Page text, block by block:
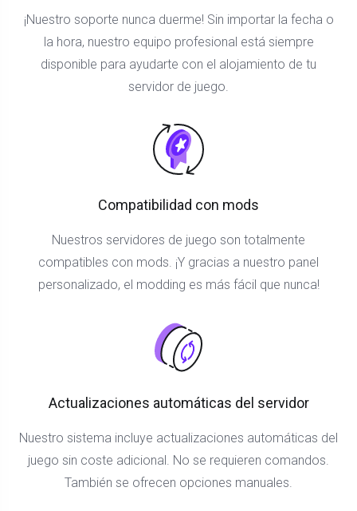
¡Nuestro soporte nunca duerme! Sin importar la fecha o
la hora, nuestro equipo profesional está siempre
disponible para ayudarte con el alojamiento de tu
servidor de juego.
Compatibilidad con mods
Nuestros servidores de juego son totalmente
compatibles con mods. ¡Y gracias a nuestro panel
personalizado, el modding es más fácil que nunca!
Actualizaciones automáticas del servidor
Nuestro sistema incluye actualizaciones automáticas del
juego sin coste adicional. No se requieren comandos.
También se ofrecen opciones manuales.